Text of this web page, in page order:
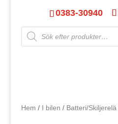
0383-30940
Products
search
Hem / I bilen / Batteri/Skiljerelä